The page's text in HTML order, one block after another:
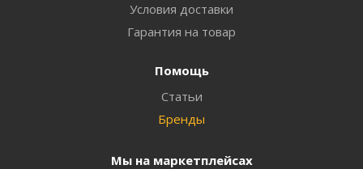
Условия доставки
Гарантия на товар
Помощь
Статьи
Бренды
Мы на маркетплейсах